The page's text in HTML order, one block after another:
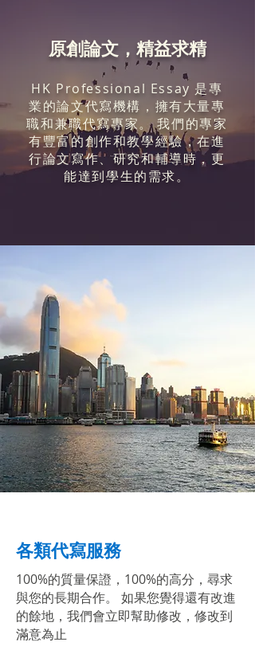
​原創論文，精益求精
HK Professional Essay 是專
業的論文代寫機構，擁有大量專
職和兼職代寫專家。 我們的專家
有豐富的創作和教學經驗，在進
行論文寫作、研究和輔導時，更
能達到學生的需求。
各類代寫服務
100%的質量保證，100%的高分，尋求
與您的長期合作。 如果您覺得還有改進
的餘地，我們會立即幫助修改，修改到
滿意為止